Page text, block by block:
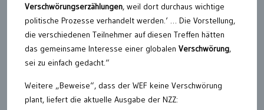
Verschwörungserzählungen, weil dort durchaus wichtige
politische Prozesse verhandelt werden.‘ … Die Vorstellung,
die verschiedenen Teilnehmer auf diesen Treffen hätten
das gemeinsame Interesse einer globalen Verschwörung,
sei zu einfach gedacht.“
Weitere „Beweise“, dass der WEF keine Verschwörung
plant, liefert die aktuelle Ausgabe der NZZ: